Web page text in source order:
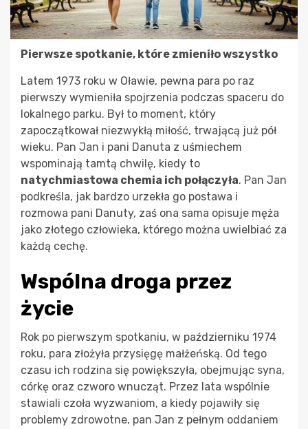
Pierwsze spotkanie, które zmieniło wszystko
Latem 1973 roku w Oławie, pewna para po raz
pierwszy wymieniła spojrzenia podczas spaceru do
lokalnego parku. Był to moment, który
zapoczątkował niezwykłą miłość, trwającą już pół
wieku. Pan Jan i pani Danuta z uśmiechem
wspominają tamtą chwilę, kiedy to
natychmiastowa chemia ich połączyła. Pan Jan
podkreśla, jak bardzo urzekła go postawa i
rozmowa pani Danuty, zaś ona sama opisuje męża
jako złotego człowieka, którego można uwielbiać za
każdą cechę.
Wspólna droga przez
życie
Rok po pierwszym spotkaniu, w październiku 1974
roku, para złożyła przysięgę małżeńską. Od tego
czasu ich rodzina się powiększyła, obejmując syna,
córkę oraz czworo wnucząt. Przez lata wspólnie
stawiali czoła wyzwaniom, a kiedy pojawiły się
problemy zdrowotne, pan Jan z pełnym oddaniem